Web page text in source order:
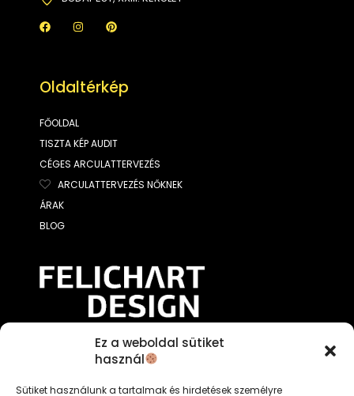
Ez a weboldal sütiket
használ
Sütiket használunk a tartalmak és hirdetések személyre
Oldaltérkép
FŐOLDAL
TISZTA KÉP AUDIT
CÉGES ARCULATTERVEZÉS
ARCULATTERVEZÉS NŐKNEK
ÁRAK
BLOG
A weboldal tulajdonosa:
Csató-Keresztes Felícia e.v.